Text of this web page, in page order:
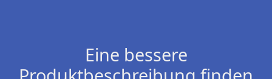
Eine bessere